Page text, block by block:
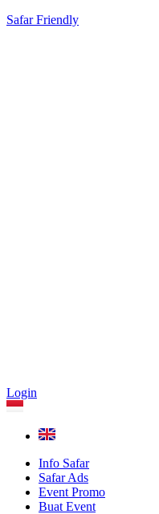
Safar Friendly
Login
Info Safar
Safar Ads
Event Promo
Buat Event